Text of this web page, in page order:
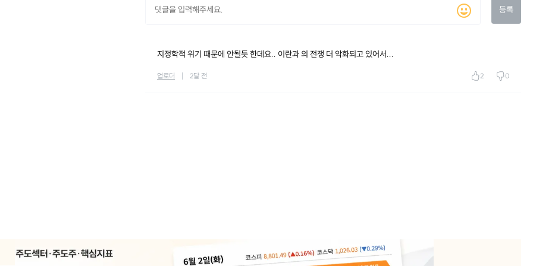
등록
지정학적 위기 때문에 안될듯 한데요.. 이란과 의 전쟁 더 악화되고 있어서...
업로더 2달 전 2 0